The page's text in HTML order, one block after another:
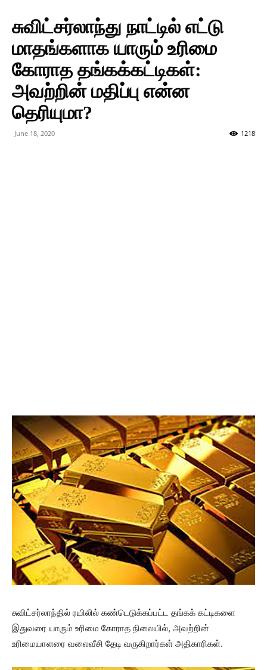
சுவிட்சர்லாந்து நாட்டில் எட்டு
மாதங்களாக யாரும் உரிமை
கோராத தங்கக்கட்டிகள்:
அவற்றின் மதிப்பு என்ன
தெரியுமா?
June 18, 2020 1218
சுவிட்சர்லாந்தில் ரயிலில் கண்டெடுக்கப்பட்ட தங்கக் கட்டிகளை
இதுவரை யாரும் உரிமை கோராத நிலையில், அவற்றின்
உரிமையாளரை வலைவீசி தேடி வருகிறார்கள் அதிகாரிகள்.